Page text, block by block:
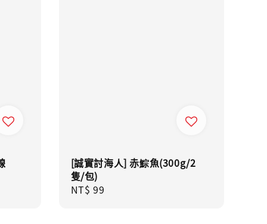
[誠實討海人] 赤鯮魚(300g/2
隻/包)
Regular
NT$ 99